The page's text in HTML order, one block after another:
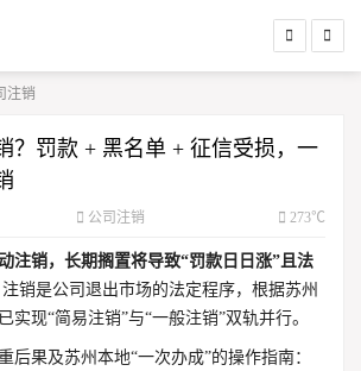
注销
？罚款 + 黑名单 + 征信受损，一
公司注销 273℃
注销，长期搁置将导致“罚款日日涨”且法
注销是公司退出市场的法定程序，根据苏州
实现“简易注销”与“一般注销”双轨并行。
后果及苏州本地“一次办成”的操作指南：